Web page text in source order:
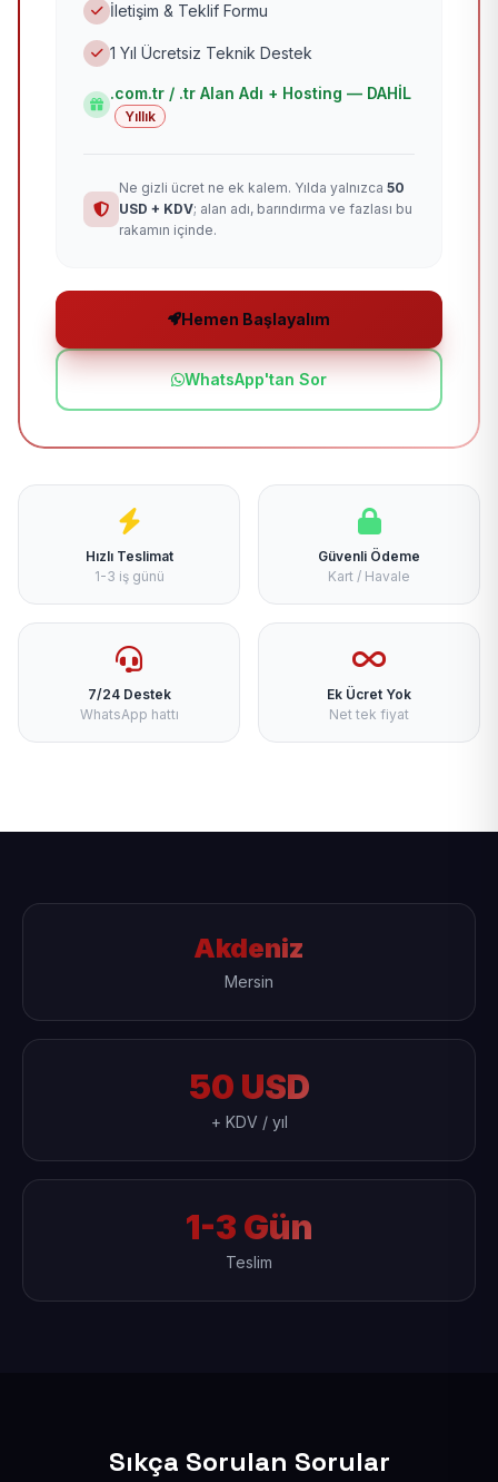
İletişim & Teklif Formu
1 Yıl Ücretsiz Teknik Destek
.com.tr / .tr Alan Adı + Hosting — DAHİL
Yıllık
Ne gizli ücret ne ek kalem. Yılda yalnızca 50
USD + KDV; alan adı, barındırma ve fazlası bu
rakamın içinde.
Hemen Başlayalım
WhatsApp'tan Sor
Hızlı Teslimat
1-3 iş günü
Güvenli Ödeme
Kart / Havale
7/24 Destek
WhatsApp hattı
Ek Ücret Yok
Net tek fiyat
Akdeniz
Mersin
50 USD
+ KDV / yıl
1-3 Gün
Teslim
Sıkça Sorulan Sorular